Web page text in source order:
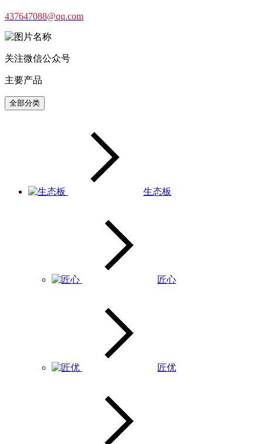
437647088@qq.com
关注微信公众号
主要产品
全部分类
生态板
匠心
匠优